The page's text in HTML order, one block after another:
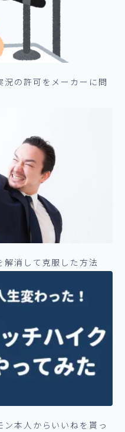
の許可をメーカーに問
消して克服した方法
本人からいいねを貰っ